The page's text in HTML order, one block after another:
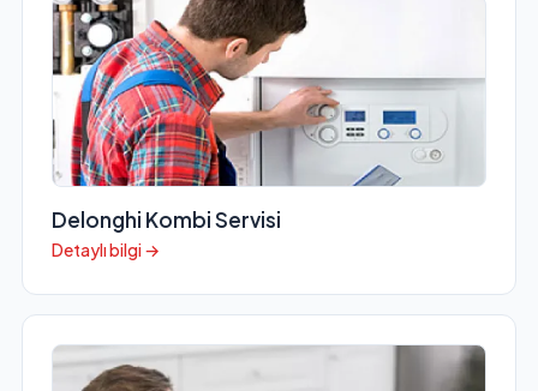
Delonghi Kombi Servisi
Detaylı bilgi →